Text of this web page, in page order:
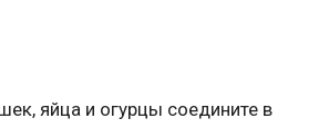
яйца и огурцы соедините в